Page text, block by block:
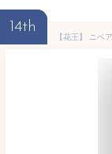
14th